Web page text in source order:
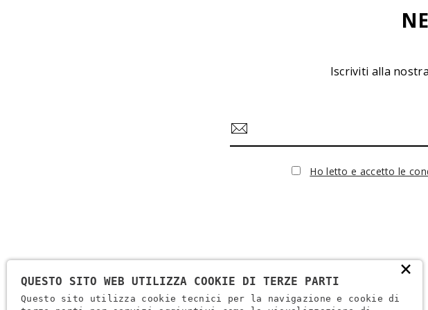
Iscriviti alla
Ho letto e accetto le
×
QUESTO SITO WEB UTILIZZA COOKIE DI TERZE PARTI
Questo sito utilizza cookie tecnici per la navigazione e cookie di